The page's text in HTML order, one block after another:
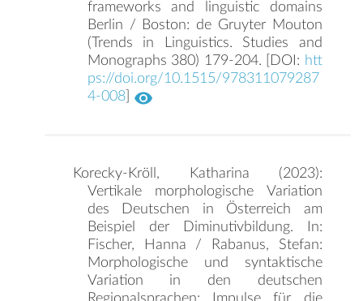
frameworks and linguistic domains
Berlin / Boston: de Gruyter Mouton
(Trends in Linguistics. Studies and
Monographs 380) 179-204. [DOI: htt
ps://doi.org/10.1515/978311079287
4-008]
Korecky-Kröll, Katharina (2023):
Vertikale morphologische Variation
des Deutschen in Österreich am
Beispiel der Diminutivbildung. In:
Fischer, Hanna / Rabanus, Stefan:
Morphologische und syntaktische
Variation in den deutschen